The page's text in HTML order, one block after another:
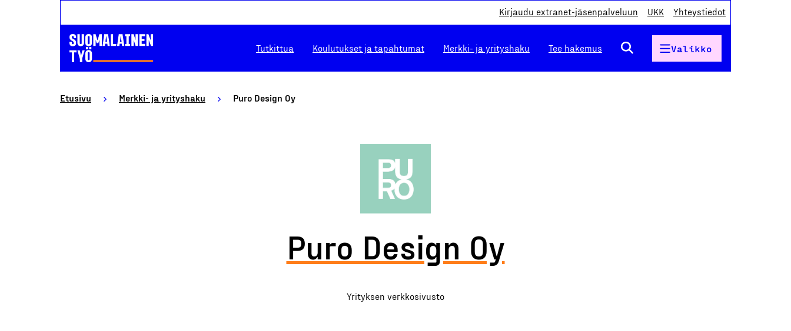
Kirjaudu extranet-jäsenpalveluun UKK Yhteystiedot
Tutkittua Koulutukset ja tapahtumat Merkki- ja yrityshaku Tee hakemus Valikko
Etusivu Merkki- ja yrityshaku Puro Design Oy
Puro Design Oy
Yrityksen verkkosivusto